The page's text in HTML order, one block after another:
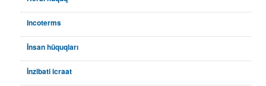
Incoterms
İnsan hüquqları
İnzibati icraat